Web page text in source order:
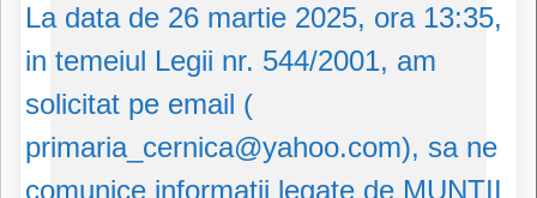
La data de 26 martie 2025, ora 13:35,
in temeiul Legii nr. 544/2001, am
solicitat pe email (
primaria_cernica@yahoo.com), sa ne
comunice informatii legate de MUNTII